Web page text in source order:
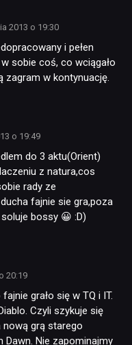
2013 o 19:30
i pełen
sobie coś, co wciągało
zagram w kontynuację.
o 19:49
do 3 aktu(Orient)
z natura,cos
rady ze
fajnie sie gra,poza
bossy 😀 :D)
20:19
grało się w TQ i IT.
Czyli szykuje się
nową grą starego
Dawn. Nie zapominajmy